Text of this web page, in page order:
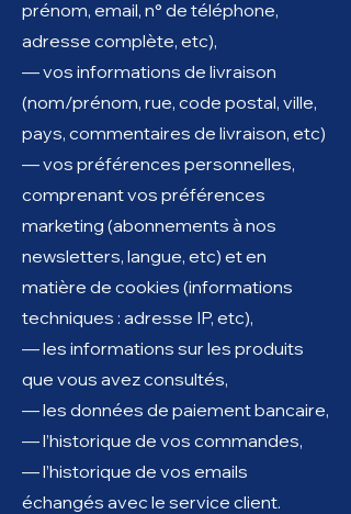
prénom, email, n° de téléphone,
adresse complète, etc),​
— vos informations de livraison
(nom/prénom, rue, code postal, ville,
pays, commentaires de livraison, etc)​
— vos préférences personnelles,
comprenant vos préférences
marketing (abonnements à nos
newsletters, langue, etc) et en
matière de cookies (informations
techniques : adresse IP, etc),
— les informations sur les produits
que vous avez consultés,
— les données de paiement bancaire,
— l’historique de vos commandes,
— l’historique de vos emails
échangés avec le service client.